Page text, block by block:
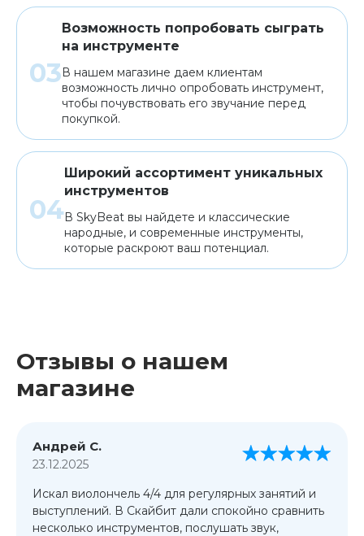
Возможность попробовать сыграть
на инструменте
В нашем магазине даем клиентам
возможность лично опробовать инструмент,
чтобы почувствовать его звучание перед
покупкой.
Широкий ассортимент уникальных
инструментов
В SkyBeat вы найдете и классические
народные, и современные инструменты,
которые раскроют ваш потенциал.
Отзывы о нашем
магазине
Андрей С.
23.12.2025
Искал виолончель 4/4 для регулярных занятий и
выступлений. В Скайбит дали спокойно сравнить
несколько инструментов, послушать звук,